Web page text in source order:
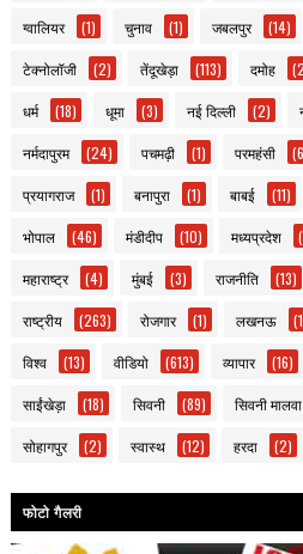
ग्वालियर (1) चुनाव (1) जबलपुर (14)
टेक्नोलॉजी (2) तेंदूखेड़ा (113) दमोह
धर्म (18) धूमा (3) नई दिल्ली (2)
नर्मदापुरम (24) पचमढ़ी (1) परमहंसी
प्रयागराज (1) बनापुरा (1) बाबई (11)
भोपाल (46) मंडीदीप (10) मध्यप्रदेश
महाराष्ट्र (4) मुंबई (3) राजनीति (13)
राष्ट्रीय (263) रोजगार (1) लखनऊ
विश्व (13) वीडियो (613) व्यापार (16)
साईंखेड़ा (18) सिवनी (89) सिवनी मालवा
सोहागपुर (2) स्वास्थ (12) हरदा (2)
फोटो गैलरी